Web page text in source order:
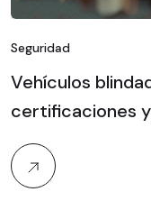
Seguridad
Vehículos
certificaciones